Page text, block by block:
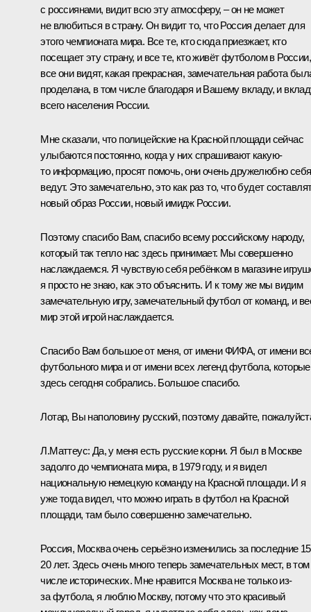
с россиянами, видит всю эту атмосферу, – он не может
не влюбиться в страну. Он видит то, что Россия делает для
этого чемпионата мира. Все те, кто сюда приезжает, кто
посещает эту страну, и все те, кто живёт футболом в
все они видят, какая прекрасная, замечательная работа
проделана, в том числе благодаря и Вашему вкладу, и
всего населения России.
Мне сказали, что полицейские на Красной площади сейчас
улыбаются постоянно, когда у них спрашивают какую-
то информацию, просят помочь, они очень дружелюбно себя
ведут. Это замечательно, это как раз то, что будет
новый образ России, новый имидж России.
Поэтому спасибо Вам, спасибо всему российскому народу,
который так тепло нас здесь принимает. Мы совершенно
наслаждаемся. Я чувствую себя ребёнком в магазине
я просто не знаю, как это объяснить. И к тому же мы видим
замечательную игру, замечательный футбол от команд, и
мир этой игрой наслаждается.
Спасибо Вам большое от меня, от имени ФИФА, от имени
футбольного мира и от имени всех легенд футбола, которые
здесь сегодня собрались. Большое спасибо.
Лотар, Вы наполовину русский, поэтому давайте,
Л.Маттеус: Да, у меня есть русские корни. Я был в Москве
задолго до чемпионата мира, в 1979 году, и я видел
национальную немецкую команду на Красной площади. И я
уже тогда видел, что можно играть в футбол на Красной
площади, там было совершенно замечательно.
Россия, Москва очень серьёзно изменились за последние
20 лет. Здесь очень много теперь замечательных мест, в том
числе исторических. Мне нравится Москва не только из-
за футбола, я люблю Москву, потому что это красивый